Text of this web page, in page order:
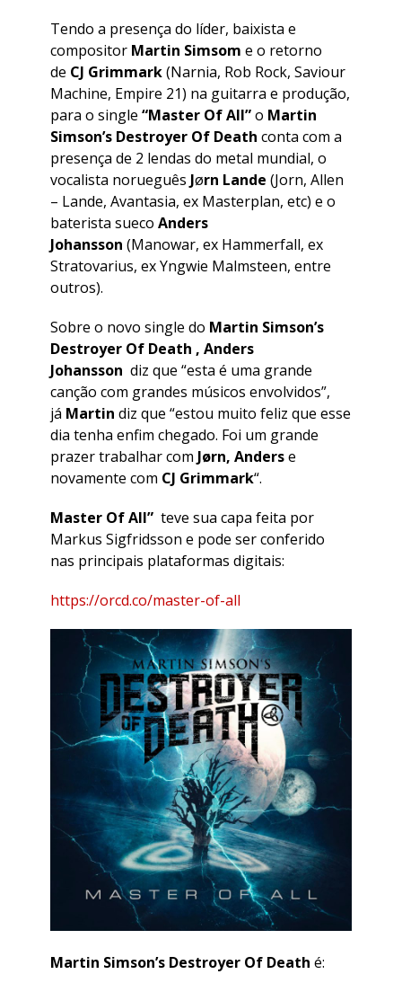
Tendo a presença do líder, baixista e
compositor Martin Simsom e o retorno
de CJ Grimmark(Narnia, Rob Rock, Saviour
Machine, Empire 21) na guitarra e produção,
para o single “Master Of All”o Martin
Simson’s Destroyer Of Death conta com a
presença de 2 lendas do metal mundial, o
vocalista norueguês Jørn Lande (Jorn, Allen
– Lande, Avantasia, ex Masterplan, etc) e o
baterista sueco Anders
Johansson (Manowar, ex Hammerfall, ex
Stratovarius, ex Yngwie Malmsteen, entre
outros).
Sobre o novo single do Martin Simson’s
Destroyer Of Death , Anders
Johansson diz que “esta é uma grande
canção com grandes músicos envolvidos”,
já Martin diz que “estou muito feliz que esse
dia tenha enfim chegado. Foi um grande
prazer trabalhar com Jørn, Anderse
novamente com CJ Grimmark“.
Master Of All” teve sua capa feita por
Markus Sigfridsson e pode ser conferido
nas principais plataformas digitais:
https://orcd.co/master-of-all
Martin Simson’s Destroyer Of Death é: